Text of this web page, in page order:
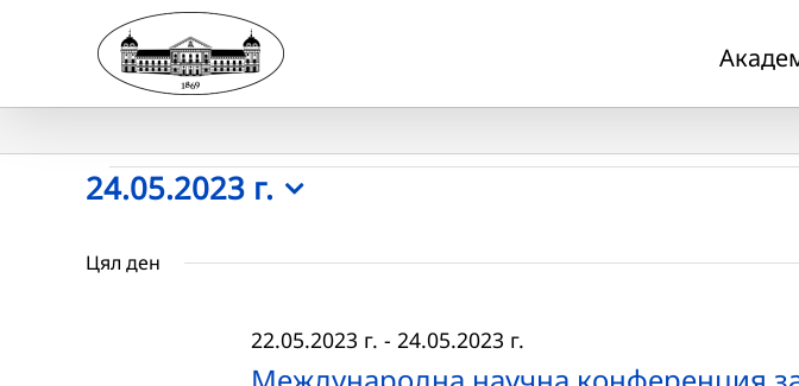
Събития
for
24.05.2023 г.
date.
Цял ден
22.05.2023 г. - 24.05.2023 г.